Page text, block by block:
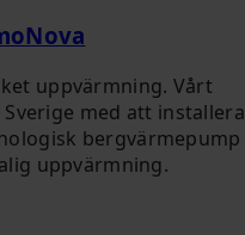
uppvärmning. Vårt
med att installera
bergvärmepump
uppvärmning.